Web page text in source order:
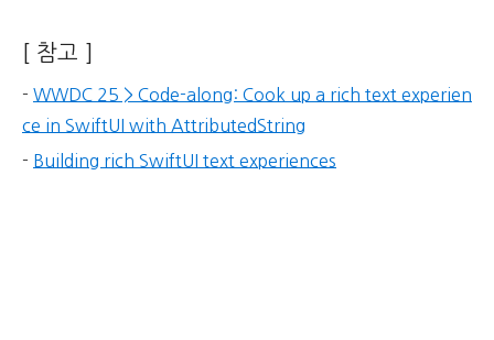
[ 참고 ]
- WWDC 25 > Code-along: Cook up a rich text experien
ce in SwiftUI with AttributedString
- Building rich SwiftUI text experiences